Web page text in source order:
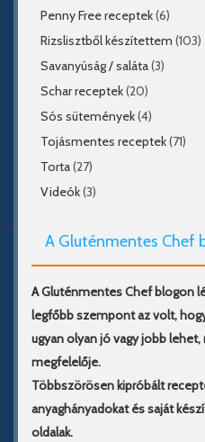
Penny Free receptek(6)
Rizslisztből készítettem (103)
Savanyúság / saláta(3)
Schar receptek(20)
Sós sütemények(4)
Tojásmentes receptek(71)
Torta(27)
Videók(3)
A Gluténmentes Chef
A Gluténmentes Chef blogon
legfőbb szempont az volt,
ugyan olyan jó vagy jobb
megfelelője.
Többszörösen kipróbált
anyaghányadokat és saját
oldalak.